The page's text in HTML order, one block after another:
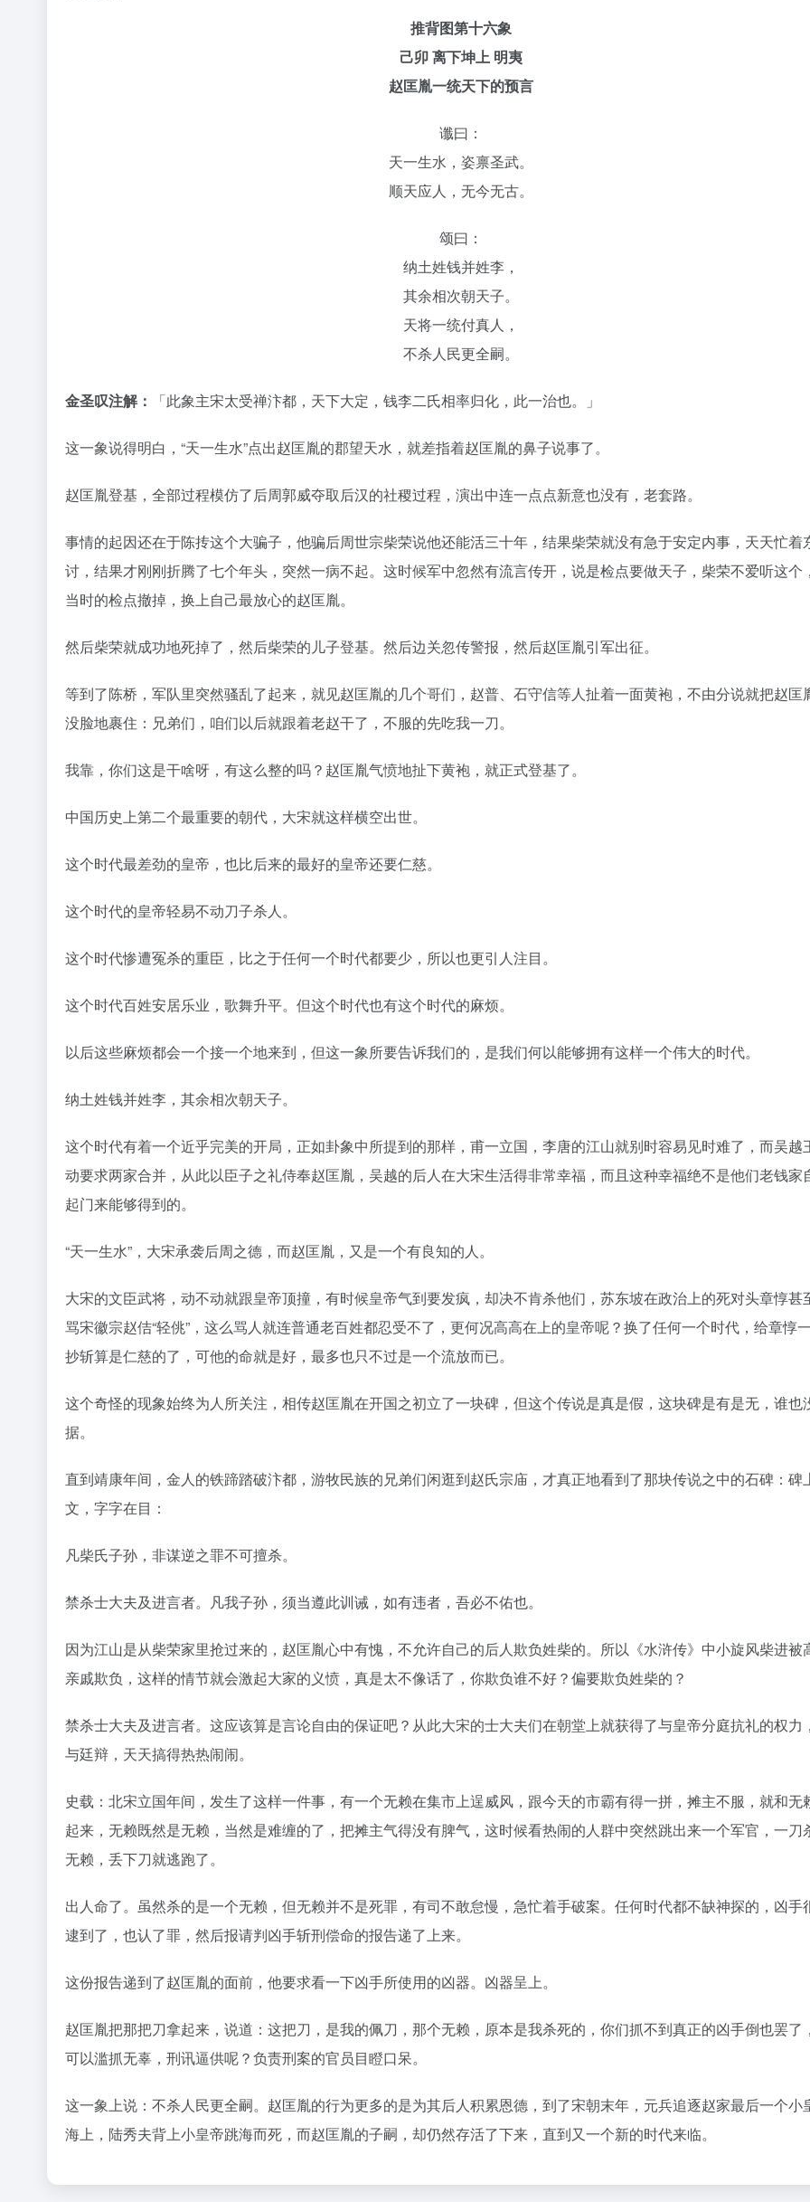
推背图第十六象
己卯 离下坤上 明夷
赵匡胤一统天下的预言
谶曰：
天一生水，姿禀圣武。
顺天应人，无今无古。
颂曰：
纳土姓钱并姓李，
其余相次朝天子。
天将一统付真人，
不杀人民更全嗣。
金圣叹注解： 「此象主宋太受禅汴都，天下大定，钱李二氏相率归化，此一治也。」
这一象说得明白，“天一生水”点出赵匡胤的郡望天水，就差指着赵匡胤的鼻子说事了。
赵匡胤登基，全部过程模仿了后周郭威夺取后汉的社稷过程，演出中连一点点新意也没有，老套路。
事情的起因还在于陈抟这个大骗子，他骗后周世宗柴荣说他还能活三十年，结果柴荣就没有急于安定内事，天天忙着
讨，结果才刚刚折腾了七个年头，突然一病不起。这时候军中忽然有流言传开，说是检点要做天子，柴荣不爱听这个
当时的检点撤掉，换上自己最放心的赵匡胤。
然后柴荣就成功地死掉了，然后柴荣的儿子登基。然后边关忽传警报，然后赵匡胤引军出征。
等到了陈桥，军队里突然骚乱了起来，就见赵匡胤的几个哥们，赵普、石守信等人扯着一面黄袍，不由分说就把赵匡
没脸地裹住：兄弟们，咱们以后就跟着老赵干了，不服的先吃我一刀。
我靠，你们这是干啥呀，有这么整的吗？赵匡胤气愤地扯下黄袍，就正式登基了。
中国历史上第二个最重要的朝代，大宋就这样横空出世。
这个时代最差劲的皇帝，也比后来的最好的皇帝还要仁慈。
这个时代的皇帝轻易不动刀子杀人。
这个时代惨遭冤杀的重臣，比之于任何一个时代都要少，所以也更引人注目。
这个时代百姓安居乐业，歌舞升平。但这个时代也有这个时代的麻烦。
以后这些麻烦都会一个接一个地来到，但这一象所要告诉我们的，是我们何以能够拥有这样一个伟大的时代。
纳土姓钱并姓李，其余相次朝天子。
这个时代有着一个近乎完美的开局，正如卦象中所提到的那样，甫一立国，李唐的江山就别时容易见时难了，而吴越
动要求两家合并，从此以臣子之礼侍奉赵匡胤，吴越的后人在大宋生活得非常幸福，而且这种幸福绝不是他们老钱家
起门来能够得到的。
“天一生水”，大宋承袭后周之德，而赵匡胤，又是一个有良知的人。
大宋的文臣武将，动不动就跟皇帝顶撞，有时候皇帝气到要发疯，却决不肯杀他们，苏东坡在政治上的死对头章惇甚
骂宋徽宗赵佶“轻佻”，这么骂人就连普通老百姓都忍受不了，更何况高高在上的皇帝呢？换了任何一个时代，给章惇
抄斩算是仁慈的了，可他的命就是好，最多也只不过是一个流放而已。
这个奇怪的现象始终为人所关注，相传赵匡胤在开国之初立了一块碑，但这个传说是真是假，这块碑是有是无，谁也
据。
直到靖康年间，金人的铁蹄踏破汴都，游牧民族的兄弟们闲逛到赵氏宗庙，才真正地看到了那块传说之中的石碑：碑
文，字字在目：
凡柴氏子孙，非谋逆之罪不可擅杀。
禁杀士大夫及进言者。凡我子孙，须当遵此训诫，如有违者，吾必不佑也。
因为江山是从柴荣家里抢过来的，赵匡胤心中有愧，不允许自己的后人欺负姓柴的。所以《水浒传》中小旋风柴进被
亲戚欺负，这样的情节就会激起大家的义愤，真是太不像话了，你欺负谁不好？偏要欺负姓柴的？
禁杀士大夫及进言者。这应该算是言论自由的保证吧？从此大宋的士大夫们在朝堂上就获得了与皇帝分庭抗礼的权力
与廷辩，天天搞得热热闹闹。
史载：北宋立国年间，发生了这样一件事，有一个无赖在集市上逞威风，跟今天的市霸有得一拼，摊主不服，就和无
起来，无赖既然是无赖，当然是难缠的了，把摊主气得没有脾气，这时候看热闹的人群中突然跳出来一个军官，一刀
无赖，丢下刀就逃跑了。
出人命了。虽然杀的是一个无赖，但无赖并不是死罪，有司不敢怠慢，急忙着手破案。任何时代都不缺神探的，凶手
逮到了，也认了罪，然后报请判凶手斩刑偿命的报告递了上来。
这份报告递到了赵匡胤的面前，他要求看一下凶手所使用的凶器。凶器呈上。
赵匡胤把那把刀拿起来，说道：这把刀，是我的佩刀，那个无赖，原本是我杀死的，你们抓不到真正的凶手倒也罢了
可以滥抓无辜，刑讯逼供呢？负责刑案的官员目瞪口呆。
这一象上说：不杀人民更全嗣。赵匡胤的行为更多的是为其后人积累恩德，到了宋朝末年，元兵追逐赵家最后一个小
海上，陆秀夫背上小皇帝跳海而死，而赵匡胤的子嗣，却仍然存活了下来，直到又一个新的时代来临。